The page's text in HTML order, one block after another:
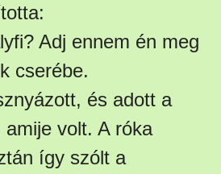
Adj ennem én meg
cserébe.
és adott a
volt. A róka
így szólt a